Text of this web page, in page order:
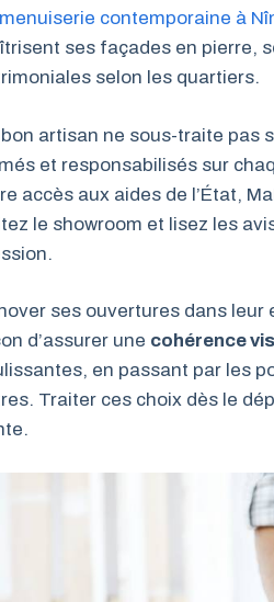
menuiserie contemporaine à
ses façades en pierre,
selon les quartiers.
bon artisan ne sous-traite pas
et responsabilisés sur
accès aux aides de l’État,
le showroom et lisez les
ses ouvertures dans
d’assurer une cohérence
en passant par les
Traiter ces choix dès le